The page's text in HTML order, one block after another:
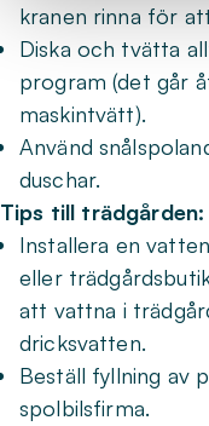
kranen rinna för
Diska och tvätta
program (det går
maskintvätt).
Använd
duschar.
Tips till trädgården:
Installera en
eller
att vattna i
dricksvatten.
Beställ fyllning av
spolbilsfirma.